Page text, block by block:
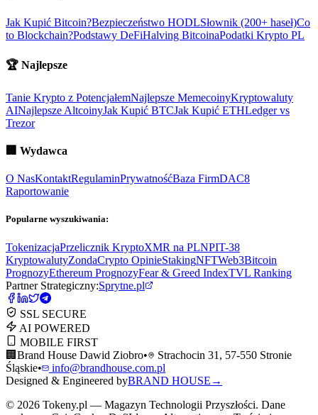
Jak Kupić Bitcoin?Bezpieczeństwo HODLSłownik (200+ haseł)Co
to Blockchain?Podstawy DeFiHalving BitcoinaPodatki Krypto PL
🏆 Najlepsze
Tanie Krypto z PotencjałemNajlepsze MemecoinyKryptowaluty
AINajlepsze AltcoinyJak Kupić BTCJak Kupić ETHLedger vs
Trezor
🏢 Wydawca
O NasKontaktRegulaminPrywatnośćBaza FirmDAC8
Raportowanie
Popularne wyszukiwania:
TokenizacjaPrzelicznik KryptoXMR na PLNPIT-38
KryptowalutyZondaCrypto OpinieStakingNFTWeb3Bitcoin
PrognozyEthereum PrognozyFear & Greed IndexTVL Ranking
Partner Strategiczny:Sprytne.pl
SSL SECURE
AI POWERED
MOBILE FIRST
🏢 Brand House Dawid Ziobro•
Strachocin 31, 57-550 Stronie
Śląskie•
info@brandhouse.com.pl
Designed & Engineered byBRAND HOUSE →
© 2026 Tokeny.pl — Magazyn Technologii Przyszłości. Dane